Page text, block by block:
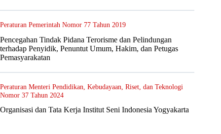
Peraturan Pemerintah Nomor 77 Tahun 2019
Pencegahan Tindak Pidana Terorisme dan Pelindungan
terhadap Penyidik, Penuntut Umum, Hakim, dan Petugas
Pemasyarakatan
Peraturan Menteri Pendidikan, Kebudayaan, Riset, dan Teknologi
Nomor 37 Tahun 2024
Organisasi dan Tata Kerja Institut Seni Indonesia Yogyakarta